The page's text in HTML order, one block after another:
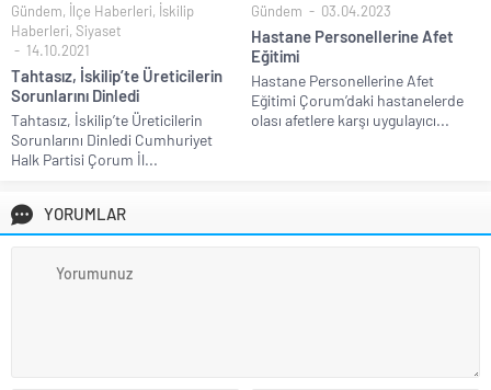
Gündem, İlçe Haberleri, İskilip
Haberleri, Siyaset
14.10.2021
Tahtasız, İskilip’te Üreticilerin
Sorunlarını Dinledi
Tahtasız, İskilip’te Üreticilerin
Sorunlarını Dinledi Cumhuriyet
Halk Partisi Çorum İl...
Gündem 03.04.2023
Hastane Personellerine Afet
Eğitimi
Hastane Personellerine Afet
Eğitimi Çorum’daki hastanelerde
olası afetlere karşı uygulayıcı...
YORUMLAR